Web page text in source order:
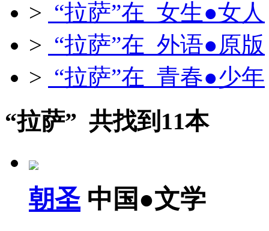
> “拉萨”在 女生●女人
> “拉萨”在 外语●原版
> “拉萨”在 青春●少年
“拉萨” 共找到11本
朝圣 中国●文学